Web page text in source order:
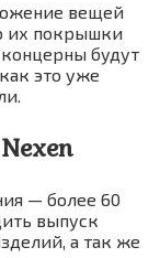
вещей
их покрышки
будут
это уже
— более 60
выпуск
а так же